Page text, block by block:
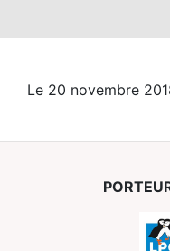
Le 20 novembre